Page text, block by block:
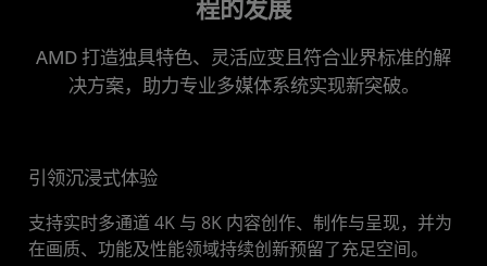
成功案例
产品系列
程的发展
AMD 打造独具特色、灵活应变且符合业界标准的解
决方案，助力专业多媒体系统实现新突破。
引领沉浸式体验
支持实时多通道 4K 与 8K 内容创作、制作与呈现，并为
在画质、功能及性能领域持续创新预留了充足空间。